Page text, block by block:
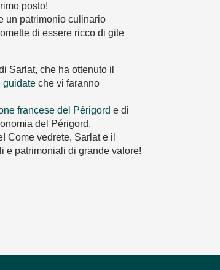
posto!
un patrimonio culinario
di essere ricco di gite
Sarlat, che ha ottenuto il
guidate che vi faranno
francese del Périgord e di
del Périgord.
Come vedrete, Sarlat e il
e patrimoniali di grande valore!